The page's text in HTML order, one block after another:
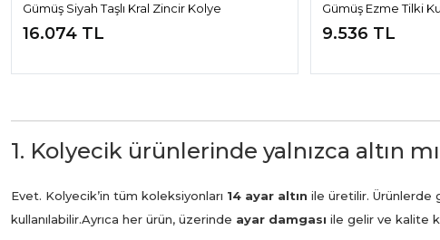
Gümüş Siyah Taşlı Kral Zincir Kolye
16.074 TL
Gümüş Ezme Tilki
9.536 TL
1. Kolyecik ürünlerinde yalnızca altın
Evet. Kolyecik’in tüm koleksiyonları 14 ayar altın ile üretilir. Ürünlerde
kullanılabilir.Ayrıca her ürün, üzerinde ayar damgası ile gelir ve kalite